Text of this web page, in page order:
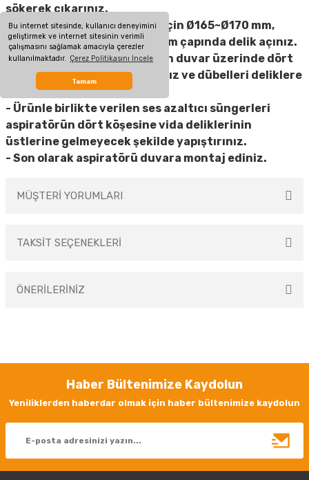
Bu internet sitesinde, kullanıcı deneyimini
geliştirmek ve internet sitesinin verimli
çalışmasını sağlamak amacıyla çerezler
kullanılmaktadır. Çerez Politikasını İncele
Tamam
sökerek çıkarınız.
- Duvar üzerinde Aircol 150 için Ø165~Ø170 mm,
Aircol 200 için Ø215~Ø220 mm çapında delik açınız.
- Aspiratörün dört köşesi için duvar üzerinde dört
adet Ø6 mm dübel deliği açınız ve dübelleri deliklere
yerleştiriniz.
- Ürünle birlikte verilen ses azaltıcı süngerleri
aspiratörün dört köşesine vida deliklerinin
üstlerine gelmeyecek şekilde yapıştırınız.
- Son olarak aspiratörü duvara montaj ediniz.
MÜŞTERİ YORUMLARI
TAKSİT SEÇENEKLERİ
ÖNERİLERİNİZ
Görüş ve önerileriniz için teşekkür ederiz.
Ürün resmi kalitesiz, bozuk veya görüntülenemiyor.
Ürün bilgilerinde hatalar bulunuyor.
Haber Bültenimize Kaydolun
Yeniliklerden haberdar olmak için haber bültenimize kaydolun